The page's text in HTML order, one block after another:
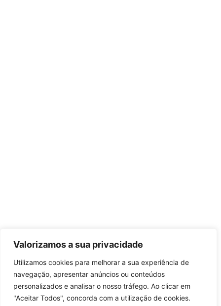
Valorizamos a sua privacidade
Utilizamos cookies para melhorar a sua experiência de
navegação, apresentar anúncios ou conteúdos
personalizados e analisar o nosso tráfego. Ao clicar em
"Aceitar Todos", concorda com a utilização de cookies.